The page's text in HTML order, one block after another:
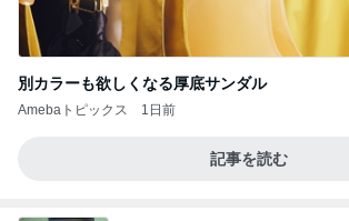
別カラーも欲しくなる厚底サンダル
Amebaトピックス 1日前
記事を読む